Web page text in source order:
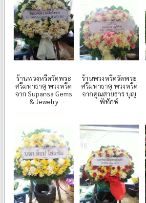
ร้านพวงหรีดวัดพระ
ศรีมหาธาตุ พวงหรีด
จาก Supansa Gems
& Jewelry
ร้านพวงหรีดวัดพระ
ศรีมหาธาตุ พวงหรีด
จากคุณสายธาร บุญ
พิทักษ์